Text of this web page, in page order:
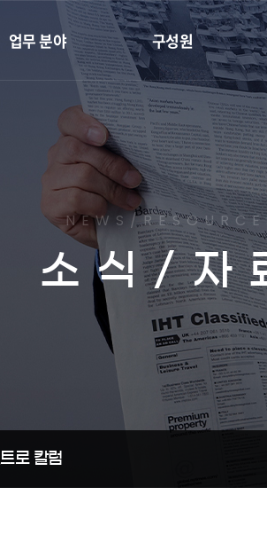
업무 분야
지역주택조합
리모델링
부동산종합관리
조상땅찾기
구성원
전체
대표변호사
변호사
임직원
NEWS/
소식/자
로 칼럼